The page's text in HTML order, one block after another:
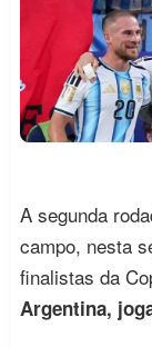
A segunda
campo, nesta
finalistas da
Argentina,